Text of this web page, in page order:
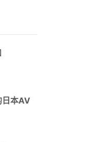
本AV